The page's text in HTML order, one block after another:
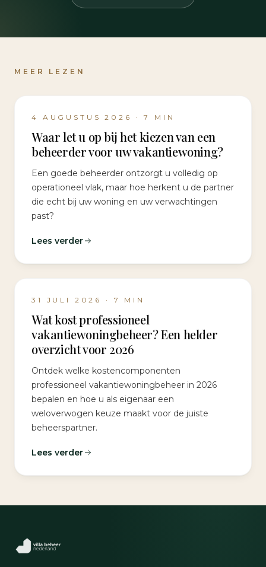
MEER LEZEN
4 AUGUSTUS 2026 ·7 MIN
Waar let u op bij het kiezen van een
beheerder voor uw vakantiewoning?
Een goede beheerder ontzorgt u volledig op
operationeel vlak, maar hoe herkent u de partner
die echt bij uw woning en uw verwachtingen
past?
Lees verder
31 JULI 2026 · 7 MIN
Wat kost professioneel
vakantiewoningbeheer? Een helder
overzicht voor 2026
Ontdek welke kostencomponenten
professioneel vakantiewoningbeheer in 2026
bepalen en hoe u als eigenaar een
weloverwogen keuze maakt voor de juiste
beheerspartner.
Lees verder